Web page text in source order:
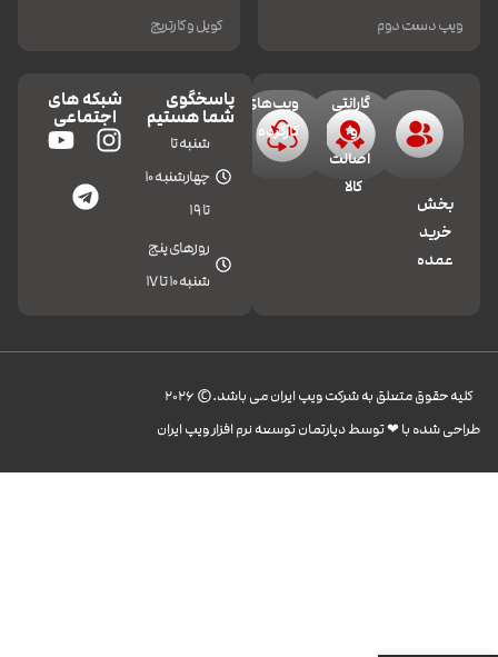
ویپ دست دوم
کویل و کارتریج
بخش
خرید
عمده
گارانتی
و
اصالت
کالا
ویپ‌های
کارکرده
پاسخگوی
شما هستیم
شنبه تا
چهارشنبه 10
تا 19
روزهای پنج
شنبه 10 تا 17
شبکه های
اجتماعی
کليه حقوق متعلق به شرکت ویپ ایران می باشد.© 2026
طراحی شده با ❤︎ توسط دپارتمان توسعه نرم افزار ویپ ایران